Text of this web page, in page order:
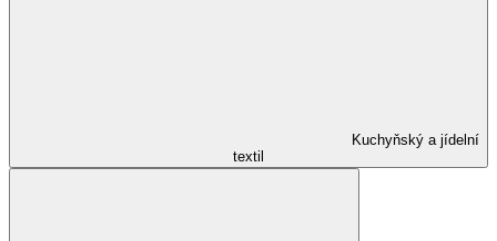
Kuchyňský a jídelní
textil